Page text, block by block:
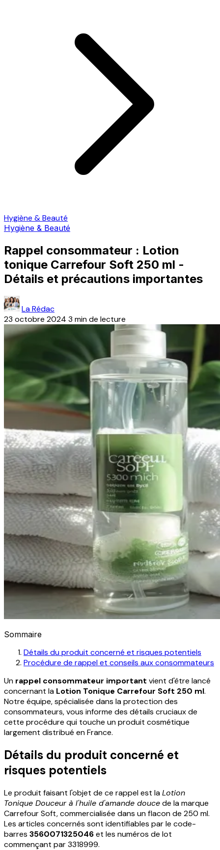
Hygiène & Beauté
Hygiène & Beauté
Rappel consommateur : Lotion
tonique Carrefour Soft 250 ml -
Détails et précautions importantes
La Rédac
23 octobre 2024 3 min de lecture
Sommaire
Détails du produit concerné et risques potentiels
Procédure de rappel et conseils aux consommateurs
Un rappel consommateur important vient d'être lancé
concernant la Lotion Tonique Carrefour Soft 250 ml.
Notre équipe, spécialisée dans la protection des
consommateurs, vous informe des détails cruciaux de
cette procédure qui touche un produit cosmétique
largement distribué en France.
Détails du produit concerné et
risques potentiels
Le produit faisant l'objet de ce rappel est laLotion
Tonique Douceur à l'huile d'amande doucede la marque
Carrefour Soft, commercialisée dans un flacon de 250 ml.
Les articles concernés sont identifiables par le code-
barres 3560071325046et les numéros de lot
commençant par 3318999.